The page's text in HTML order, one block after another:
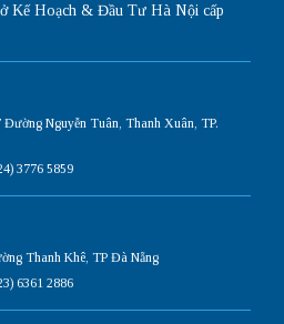
Kế Hoạch & Đầu Tư Hà Nội cấp
Đường Nguyễn Tuân, Thanh Xuân, TP.
3776 5859
Thanh Khê, TP Đà Nẵng
6361 2886